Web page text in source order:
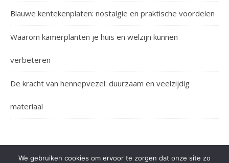
Blauwe kentekenplaten: nostalgie en praktische voordelen
Waarom kamerplanten je huis en welzijn kunnen
verbeteren
De kracht van hennepvezel: duurzaam en veelzijdig
materiaal
We gebruiken cookies om ervoor te zorgen dat onze site zo